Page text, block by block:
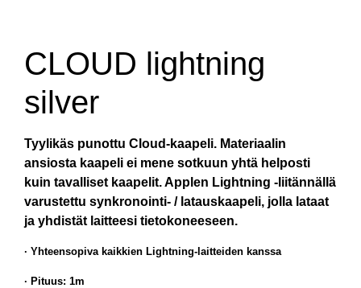
CLOUD lightning
silver
Tyylikäs punottu Cloud-kaapeli. Materiaalin
ansiosta kaapeli ei mene sotkuun yhtä helposti
kuin tavalliset kaapelit. Applen Lightning -liitännällä
varustettu synkronointi- / latauskaapeli, jolla lataat
ja yhdistät laitteesi tietokoneeseen.
· Yhteensopiva kaikkien Lightning-laitteiden kanssa
· Pituus: 1m